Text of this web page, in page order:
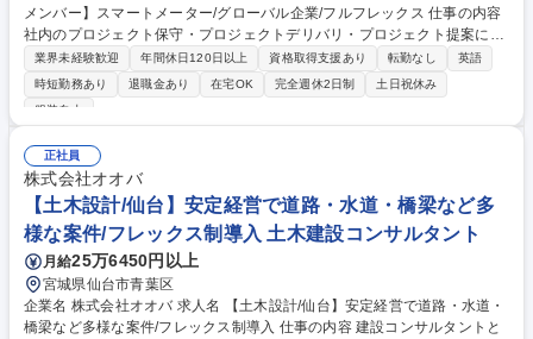
メンバー】スマートメーター/グローバル企業/フルフレックス 仕事の内容
社内のプロジェクト保守・プロジェクトデリバリ・プロジェクト提案にま
たがるデータベース(NW)に関する提案・構築・保守活動に参画するチー
ムにて、課題解決の方針立案遂行リードを行っていただきます。 【具体的
には】チームメンバーとの協働により、効果的に複数の活動を行いつつス
保守・プロジェクトデリバリ・プロジェクト提案にまたがるDB領域での
活動の推進。計画、実施遂行に責任をもち、パートナと協業し、複数人の
作業のリードを行う■それに伴うステークホルダマネジメント ※システム
に関する情報： 構成ノード数700以上/DR/24時間365日無停止 募集職種
【NWインフラチームメンバー】スマートメーター/グローバル企業/フルフ
レックス
業界未経験歓迎 年間休日120日以上 資格取得支援あり 転勤なし
英語
時短勤務あり
退職金あり 在宅OK 完全週休2日制
土日祝休み
服装自由
正社員
株式会社オオバ
【土木設計/仙台】安定経営で道路・水道・橋梁など多
様な案件/フレックス制導入 土木建設コンサルタント
月給25万6450円以上
宮城県仙台市青葉区
企業名 株式会社オオバ 求人名 【土木設計/仙台】安定経営で道路・水道・
橋梁など多様な案件/フレックス制導入 仕事の内容 建設コンサルタントと